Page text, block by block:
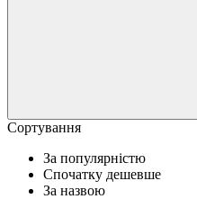
Сортування
За популярністю
Спочатку дешевше
За назвою